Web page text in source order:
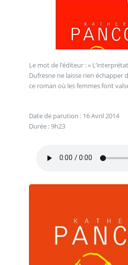
Le mot de l’éditeur : «
Dufresne ne laisse rien échapper
ce roman où les femmes font
Date de parution : 16 Avril 2014
Durée : 9h23